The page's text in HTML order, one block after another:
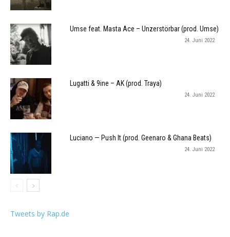
Umse feat. Masta Ace – Unzerstörbar (prod. Umse)
24. Juni 2022
Lugatti & 9ine – AK (prod. Traya)
24. Juni 2022
Luciano — Push It (prod. Geenaro & Ghana Beats)
24. Juni 2022
Tweets by Rap.de